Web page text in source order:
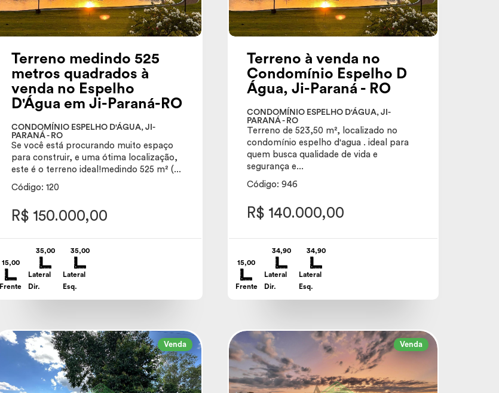
Terreno medindo 525
metros quadrados à
venda no Espelho
D'Água em Ji-Paraná-RO
CONDOMÍNIO ESPELHO D'ÁGUA, JI-
PARANÁ - RO
Se você está procurando muito espaço
para construir, e uma ótima localização,
este é o terreno ideal!medindo 525 m² (...
Código: 120
R$ 150.000,00
15,00
Frente
35,00
Lateral
Dir.
35,00
Lateral
Esq.
Terreno à venda no
Condomínio Espelho D
Água, Ji-Paraná - RO
CONDOMÍNIO ESPELHO D'ÁGUA, JI-
PARANÁ - RO
Terreno de 523,50 m², localizado no
condomínio espelho d'agua . ideal para
quem busca qualidade de vida e
segurança e...
Código: 946
R$ 140.000,00
15,00
Frente
34,90
Lateral
Dir.
34,90
Lateral
Esq.
Venda Venda